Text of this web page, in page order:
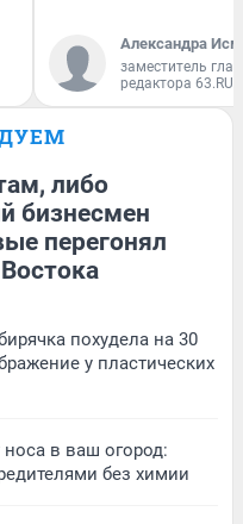
Александра
заместитель
редактора 63.RU
либо
бизнесмен
перегонял
похудела на 30
у пластических
в ваш огород:
без химии